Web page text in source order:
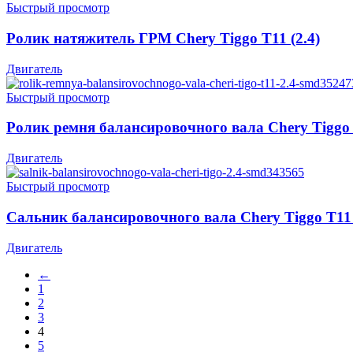
Быстрый просмотр
Ролик натяжитель ГРМ Chery Tiggo T11 (2.4)
Двигатель
Быстрый просмотр
Ролик ремня балансировочного вала Chery Tiggo
Двигатель
Быстрый просмотр
Сальник балансировочного вала Chery Tiggo
Двигатель
←
1
2
3
4
5